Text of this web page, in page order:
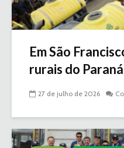
Em São
rurais do
27 de julho de 2026